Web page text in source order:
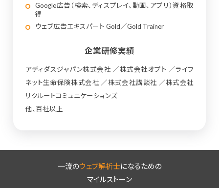
Google広告（検索、ディスプレイ、動画、アプリ）資格取
得
ウェブ広告エキスパート Gold／Gold Trainer
企業研修実績
アディダスジャパン株式会社 株式会社オプト
ライフ
ネット生命保険株式会社
株式会社講談社
株式会社
リクルートコミュニケーションズ
他、百社以上
一流のウェブ解析士になるための
マイルストーン